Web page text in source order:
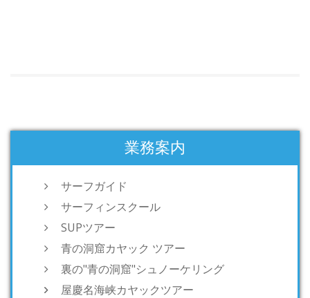
業務案内
サーフガイド
サーフィンスクール
SUPツアー
青の洞窟カヤック ツアー
裏の"青の洞窟"シュノーケリング
屋慶名海峡カヤックツアー